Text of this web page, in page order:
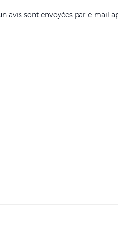
avis sont envoyées par e-mail